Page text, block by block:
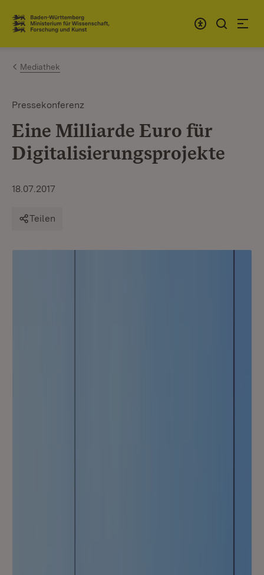
Zum Inhalt springen
Link zur Startseite
Mediathek
Pressekonferenz
Eine Milliarde Euro für
Digitalisierungsprojekte
18.07.2017
Teilen